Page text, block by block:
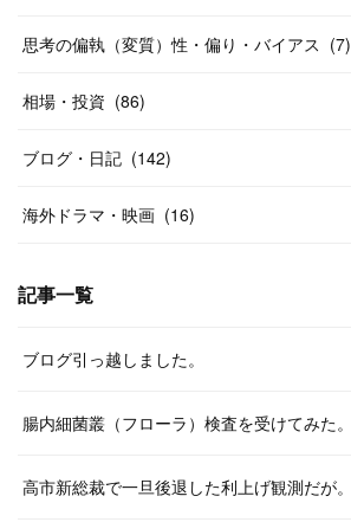
思考の偏執（変質）性・偏り・バイアス (7)
相場・投資 (86)
ブログ・日記 (142)
海外ドラマ・映画 (16)
記事一覧
ブログ引っ越しました。
腸内細菌叢（フローラ）検査を受けてみた。
高市新総裁で一旦後退した利上げ観測だが。